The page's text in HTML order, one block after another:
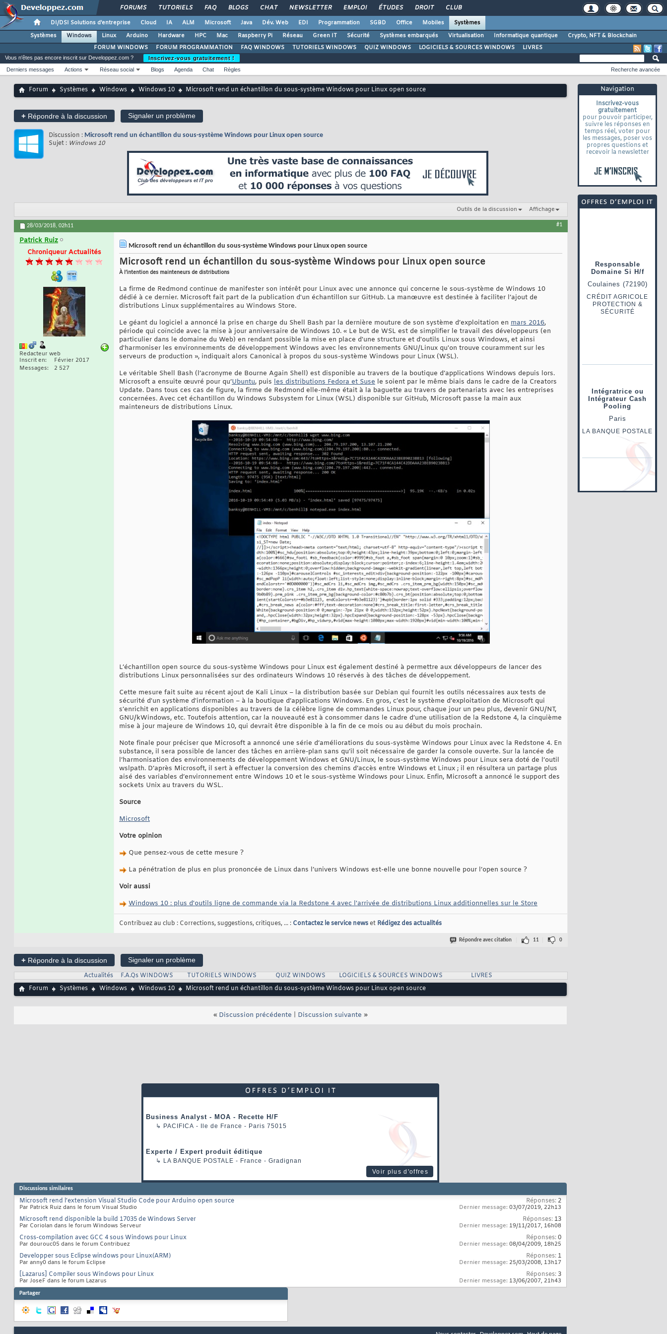
FORUMS TUTORIELS FAQ BLOGS CHAT NEWSLETTER EMPLOI ÉTUDES DROIT CLUB
DI/DSI Solutions d'entreprise Cloud IA ALM Microsoft Java Dév. Web EDI Programmation SGBD Office Mobiles
Systèmes
Systèmes
Windows Linux Arduino Hardware HPC Mac Raspberry Pi Réseau Green IT Sécurité Systèmes embarqués Virtualisation Informatique quantique
Crypto, NFT & Blockchain
FORUM WINDOWS
FORUM PROGRAMMATION FAQ WINDOWS TUTORIELS WINDOWS QUIZ WINDOWS LOGICIELS & SOURCES WINDOWS LIVRES
Navigation
Inscrivez-vous
gratuitement
pour pouvoir participer,
suivre les réponses en
temps réel, voter pour
les messages, poser vos
propres questions et
recevoir la newsletter
Vous n'êtes pas encore inscrit sur Developpez.com ?
Inscrivez-vous gratuitement !
Derniers messages
Actions Réseau social Blogs Agenda Chat Règles Recherche avancée
Forum Systèmes Windows Windows 10 Microsoft rend un échantillon du sous-système Windows pour Linux open source
+ Répondre à la discussion Signaler un problème
Discussion : Microsoft rend un échantillon du sous-système Windows pour Linux open source
Sujet : Windows 10
Outils de la discussion Affichage
28/03/2018, 02h11 #1
Patrick Ruiz
Chroniqueur Actualités
Redacteur web
Inscrit en
Février 2017
Messages
2 527
Microsoft rend un échantillon du sous-système Windows pour Linux open source
Microsoft rend un échantillon du sous-système Windows pour Linux open source
À l’intention des mainteneurs de distributions
La firme de Redmond continue de manifester son intérêt pour Linux avec une annonce qui concerne le sous-système de Windows 10
dédié à ce dernier. Microsoft fait part de la publication d'un échantillon sur GitHub. La manœuvre est destinée à faciliter l’ajout de
distributions Linux supplémentaires au Windows Store.
Le géant du logiciel a annoncé la prise en charge du Shell Bash par la dernière mouture de son système d’exploitation en mars 2016,
période qui coïncide avec la mise à jour anniversaire de Windows 10. « Le but de WSL est de simplifier le travail des développeurs (en
particulier dans le domaine du Web) en rendant possible la mise en place d'une structure et d'outils Linux sous Windows, et ainsi
d'harmoniser les environnements de développement Windows avec les environnements GNU/Linux qu'on trouve couramment sur les
serveurs de production », indiquait alors Canonical à propos du sous-système Windows pour Linux (WSL).
Le véritable Shell Bash (l’acronyme de Bourne Again Shell) est disponible au travers de la boutique d’applications Windows depuis lors.
Microsoft a ensuite œuvré pour qu’Ubuntu, puis les distributions Fedora et Suse le soient par le même biais dans le cadre de la Creators
Update. Dans tous ces cas de figure, la firme de Redmond elle-même était à la baguette au travers de partenariats avec les entreprises
concernées. Avec cet échantillon du Windows Subsystem for Linux (WSL) disponible sur GitHub, Microsoft passe la main aux
mainteneurs de distributions Linux.
L’échantillon open source du sous-système Windows pour Linux est également destiné à permettre aux développeurs de lancer des
distributions Linux personnalisées sur des ordinateurs Windows 10 réservés à des tâches de développement.
Cette mesure fait suite au récent ajout de Kali Linux – la distribution basée sur Debian qui fournit les outils nécessaires aux tests de
sécurité d'un système d'information – à la boutique d’applications Windows. En gros, c’est le système d’exploitation de Microsoft qui
s’enrichit en applications disponibles au travers de la célèbre ligne de commandes Linux pour, chaque jour un peu plus, devenir GNU/NT,
GNU/kWindows, etc. Toutefois attention, car la nouveauté est à consommer dans le cadre d’une utilisation de la Redstone 4, la cinquième
mise à jour majeure de Windows 10, qui devrait être disponible à la fin de ce mois ou au début du mois prochain.
Note finale pour préciser que Microsoft a annoncé une série d’améliorations du sous-système Windows pour Linux avec la Redstone 4. En
substance, il sera possible de lancer des tâches en arrière-plan sans qu’il soit nécessaire de garder la console ouverte. Sur la lancée de
l’harmonisation des environnements de développement Windows et GNU/Linux, le sous-système Windows pour Linux sera doté de l’outil
wslpath. D’après Microsoft, il sert à effectuer la conversion des chemins d’accès entre Windows et Linux ; il en résultera un partage plus
aisé des variables d’environnement entre Windows 10 et le sous-système Windows pour Linux. Enfin, Microsoft a annoncé le support des
sockets Unix au travers du WSL.
Source
Microsoft
Votre opinion
Que pensez-vous de cette mesure ?
La pénétration de plus en plus prononcée de Linux dans l’univers Windows est-elle une bonne nouvelle pour l’open source ?
Voir aussi
Windows 10 : plus d'outils ligne de commande via la Redstone 4 avec l'arrivée de distributions Linux additionnelles sur le Store
Contribuez au club : Corrections, suggestions, critiques, ... : Contactez le service newset Rédigez des actualités
Répondre avec citation 11 0
+ Répondre à la discussion
Signaler un problème
Actualités
F.A.Qs WINDOWS TUTORIELS WINDOWS QUIZ WINDOWS LOGICIELS & SOURCES WINDOWS
LIVRES
Forum
Systèmes Windows Windows 10 Microsoft rend un échantillon du sous-système Windows pour Linux open source
« Discussion précédente Discussion suivante »
Business Analyst - MOA - Recette H/F
↳ PACIFICA - Ile de France - Paris 75015
Experte / Expert produit éditique
↳ LA BANQUE POSTALE - France - Gradignan
Voir plus d'offres
Discussions similaires
Microsoft rend l’extension Visual Studio Code pour Arduino open source
Par Patrick Ruiz dans le forum Visual Studio
Réponses: 2
Dernier message: 03/07/2019, 22h13
Microsoft rend disponible la build 17035 de Windows Server
Par Coriolan dans le forum Windows Serveur
Réponses: 13
Dernier message: 19/11/2017, 16h08
Cross-compilation avec GCC 4 sous Windows pour Linux
Par dourouc05 dans le forum Contribuez
Réponses:0
Dernier message: 08/04/2009, 18h25
Developper sous Eclipse windows pour Linux(ARM)
Par anny0 dans le forum Eclipse
Réponses: 1
Dernier message: 25/03/2008, 13h17
[Lazarus] Compiler sous Windows pour Linux
Par JoseF dans le forum Lazarus
Réponses: 3
Dernier message: 13/06/2007, 21h43
Partager